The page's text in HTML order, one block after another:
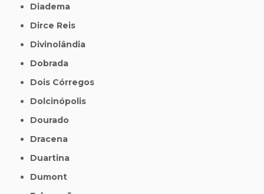
Diadema
Dirce Reis
Divinolândia
Dobrada
Dois Córregos
Dolcinópolis
Dourado
Dracena
Duartina
Dumont